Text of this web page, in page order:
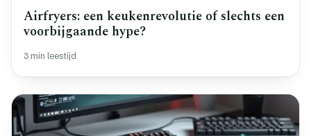
Airfryers: een keukenrevolutie of slechts een
voorbijgaande hype?
3 min leestijd